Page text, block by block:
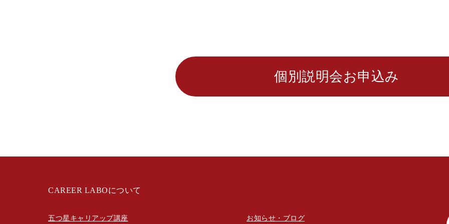
個別説明会お申込み
CAREER LABOについて
五つ星キャリアップ講座 お知らせ・ブログ